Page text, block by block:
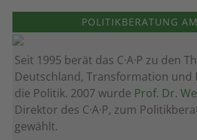
POLITIKBERATUNG AM
Seit 1995 berät das C·A·P zu den
Deutschland, Transformation und
die Politik. 2007 wurde Prof. Dr.
Direktor des C·A·P, zum
gewählt.